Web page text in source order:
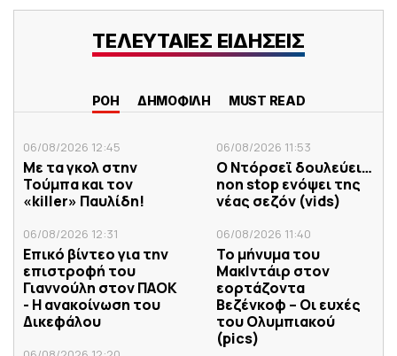
ΤΕΛΕΥΤΑΙΕΣ ΕΙΔΗΣΕΙΣ
ΡΟΗ ΔΗΜΟΦΙΛΗ MUST READ
06/08/2026 12:45
Με τα γκολ στην
Τούμπα και τον
«killer» Παυλίδη!
06/08/2026 12:31
Επικό βίντεο για την
επιστροφή του
Γιαννούλη στον ΠΑΟΚ
- Η ανακοίνωση του
Δικεφάλου
06/08/2026 11:53
Ο Ντόρσεϊ δουλεύει…
non stop ενόψει της
νέας σεζόν (vids)
06/08/2026 11:40
Το μήνυμα του
ΜακΙντάιρ στον
εορτάζοντα
Βεζένκοφ – Οι ευχές
του Ολυμπιακού
(pics)